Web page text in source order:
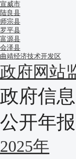
宣威市
陆良县
师宗县
罗平县
富源县
会泽县
曲靖经济技术开发区
政府网站
政府信息
公开年报
2025年